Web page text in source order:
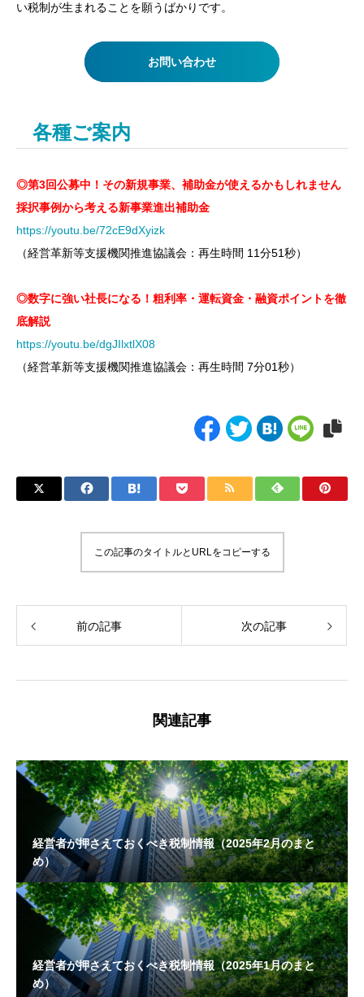
い税制が生まれることを願うばかりです。
お問い合わせ
各種ご案内
◎第3回公募中！その新規事業、補助金が使えるかもしれません
採択事例から考える新事業進出補助金
https://youtu.be/72cE9dXyizk
（経営革新等支援機関推進協議会：再生時間 11分51秒）
◎数字に強い社長になる！粗利率・運転資金・融資ポイントを徹
底解説
https://youtu.be/dgJIlxtlX08
（経営革新等支援機関推進協議会：再生時間 7分01秒）
この記事のタイトルとURLをコピーする
前の記事 次の記事
関連記事
経営者が押さえておくべき税制情報（2025年2月のまと
め）
経営者が押さえておくべき税制情報（2025年1月のまと
め）